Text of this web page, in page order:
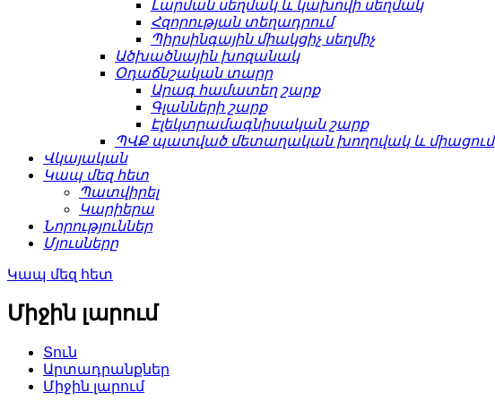
Լարման սեղմակ և կախովի սեղմակ
Հզորության տեղադրում
Պիրսինգային միակցիչ սեղմիչ
Ածխածնային խոզանակ
Օդաճնշական տարր
Արագ համատեղ շարք
Գլանների շարք
Էլեկտրամագնիսական շարք
ՊՎՔ պատված մետաղական խողովակ և միացում
Վկայական
Կապ մեզ հետ
Պատվիրել
Կարիերա
Նորություններ
Մյուսները
Կապ մեզ հետ
Միջին լարում
Տուն
Արտադրանքներ
Միջին լարում